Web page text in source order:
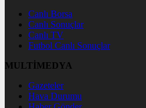
Canlı Borsa
Canlı Sonuçlar
Canlı TV
Futbol Canlı Sonuçlar
MULTİMEDYA
Gazeteler
Hava Durumu